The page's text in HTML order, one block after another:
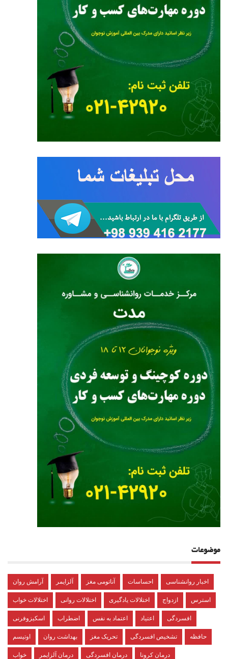
موضوعات
آرامش روان آلزایمر آناتومی مغز احساسات اخبار روانشناسی
اختلالات خواب اختلالات روانی اختلالات یادگیری ازدواج استرس
اسکیزوفرنی اضطراب اعتماد به نفس اعتیاد افسردگی
اوتیسم بهداشت روان تحریک مغز تشخیص افسردگی حافظه
خواب درمان آلزایمر درمان افسردگی درمان کرونا